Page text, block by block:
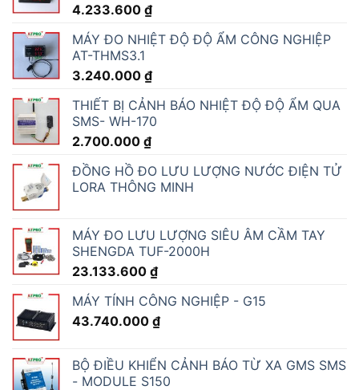
4.233.600 ₫
MÁY ĐO NHIỆT ĐỘ ĐỘ ẨM CÔNG NGHIỆP
AT-THMS3.1
3.240.000 ₫
THIẾT BỊ CẢNH BÁO NHIỆT ĐỘ ĐỘ ẨM QUA
SMS- WH-170
2.700.000 ₫
ĐỒNG HỒ ĐO LƯU LƯỢNG NƯỚC ĐIỆN TỬ
LORA THÔNG MINH
MÁY ĐO LƯU LƯỢNG SIÊU ÂM CẦM TAY
SHENGDA TUF-2000H
23.133.600 ₫
MÁY TÍNH CÔNG NGHIỆP - G15
43.740.000 ₫
BỘ ĐIỀU KHIỂN CẢNH BÁO TỪ XA GMS SMS
- MODULE S150